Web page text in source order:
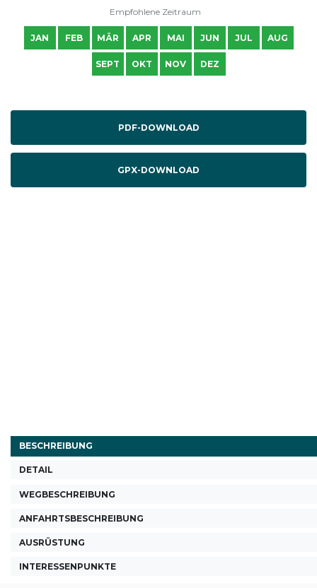
Empfohlene Zeitraum
JAN FEB MÄR APR MAI JUN JUL AUG
SEPT OKT NOV DEZ
PDF-DOWNLOAD
GPX-DOWNLOAD
BESCHREIBUNG
DETAIL
WEGBESCHREIBUNG
ANFAHRTSBESCHREIBUNG
AUSRÜSTUNG
INTERESSENPUNKTE